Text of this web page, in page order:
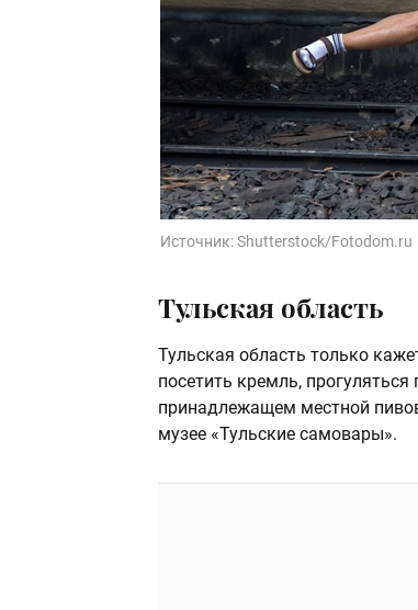
Источник:Shutterstock/Fotodom.ru
Тульская область
Тульская область только
посетить кремль,
принадлежащем местной
музее «Тульские самовары».